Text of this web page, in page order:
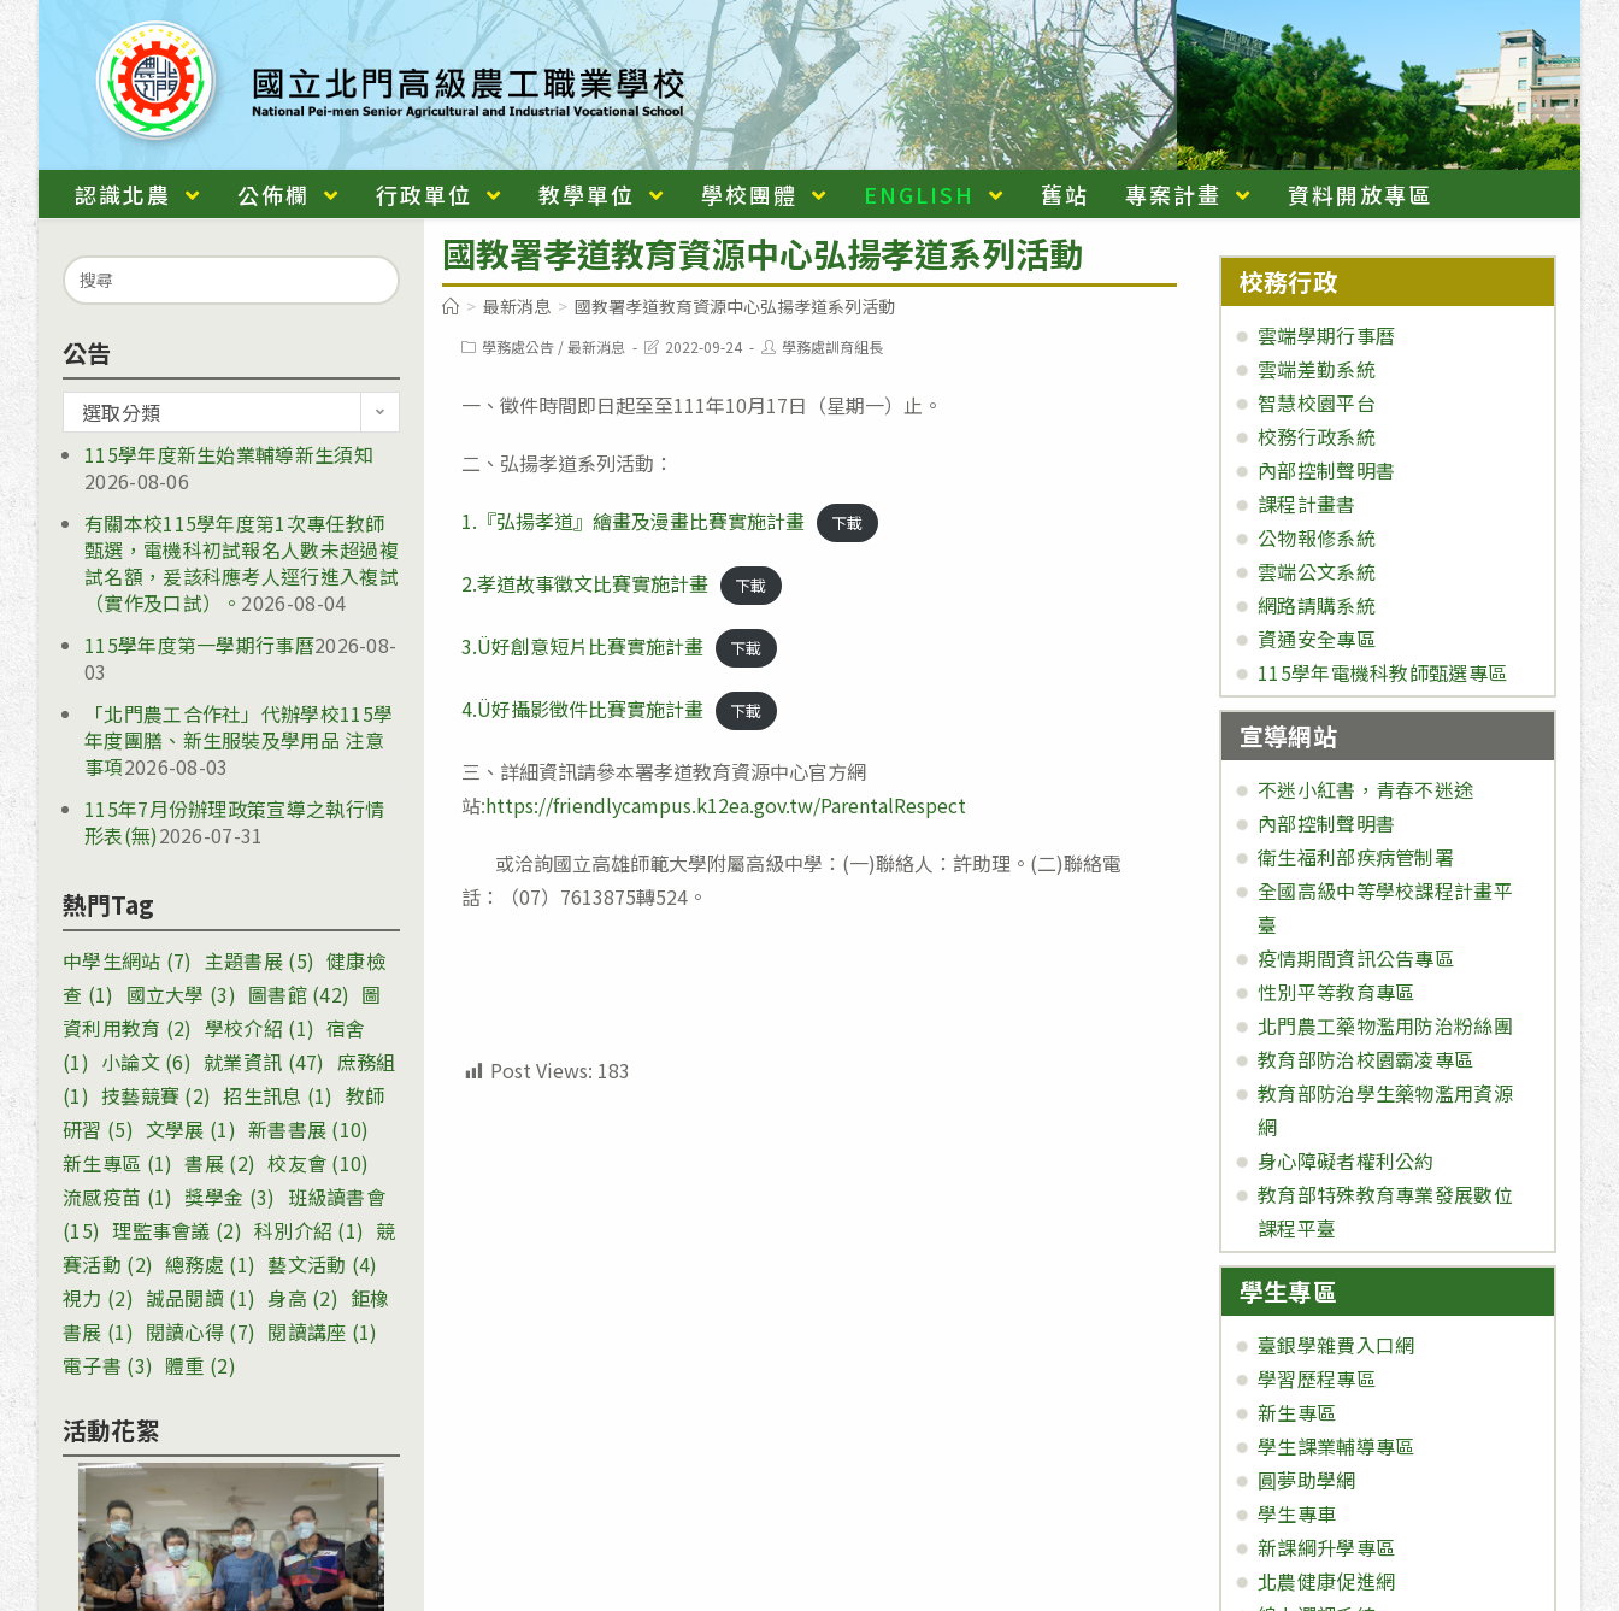
跳
主
要
內
容
認識北農 公佈欄 行政單位 教學單位 學校團體 ENGLISH 舊站 專案計畫 資料開放專區
國教署孝道教育資源中心弘揚孝道系列活動
> 最新消息 > 國教署孝道教育資源中心弘揚孝道系列活動
Post學務處公告 /最新消息
Post2022-09-24
Post學務處訓育組長
一、徵件時間即日起至至111年10月17日（星期一）止。
二、弘揚孝道系列活動：
1.『弘揚孝道』繪畫及漫畫比賽實施計畫
下載
2.孝道故事徵文比賽實施計畫 下載
3.Ü好創意短片比賽實施計畫 下載
4.Ü好攝影徵件比賽實施計畫 下載
三、詳細資訊請參本署孝道教育資源中心官方網
站:https://friendlycampus.k12ea.gov.tw/ParentalRespect
或洽詢國立高雄師範大學附屬高級中學：(一)聯絡人：許助理。(二)聯絡電
話：（07）7613875轉524。
Post Views: 183
Search
for:
公告
告
選取分類
115學年度新生始業輔導新生須知
2026-08-06
有關本校115學年度第1次專任教師
甄選，電機科初試報名人數未超過複
試名額，爰該科應考人逕行進入複試
（實作及口試）。 2026-08-04
115學年度第一學期行事曆2026-08-
03
「北門農工合作社」代辦學校115學
年度團膳、新生服裝及學用品 注意
事項2026-08-03
115年7月份辦理政策宣導之執行情
形表(無)2026-07-31
熱門Tag
中學生網站 (7) 主題書展(5) 健康檢
查 (1) 國立大學 (3) 圖書館(42) 圖
資利用教育 (2) 學校介紹 (1) 宿舍
(1) 小論文(6) 就業資訊 (47) 庶務組
(1) 技藝競賽 (2) 招生訊息 (1) 教師
研習 (5) 文學展 (1) 新書書展 (10)
新生專區 (1) 書展 (2) 校友會 (10)
流感疫苗 (1) 獎學金 (3) 班級讀書會
(15) 理監事會議 (2) 科別介紹 (1) 競
賽活動 (2) 總務處 (1) 藝文活動 (4)
視力 (2) 誠品閱讀 (1) 身高 (2) 鉅橡
書展 (1) 閱讀心得 (7) 閱讀講座 (1)
電子書 (3) 體重 (2)
活動花絮
校務行政
雲端學期行事曆
雲端差勤系統
智慧校園平台
校務行政系統
內部控制聲明書
課程計畫書
公物報修系統
雲端公文系統
網路請購系統
資通安全專區
115學年電機科教師甄選專區
宣導網站
不迷小紅書，青春不迷途
內部控制聲明書
衛生福利部疾病管制署
全國高級中等學校課程計畫平
臺
疫情期間資訊公告專區
性別平等教育專區
北門農工藥物濫用防治粉絲團
教育部防治校園霸凌專區
教育部防治學生藥物濫用資源
網
身心障礙者權利公約
教育部特殊教育專業發展數位
課程平臺
學生專區
臺銀學雜費入口網
學習歷程專區
新生專區
學生課業輔導專區
圓夢助學網
學生專車
新課綱升學專區
北農健康促進網